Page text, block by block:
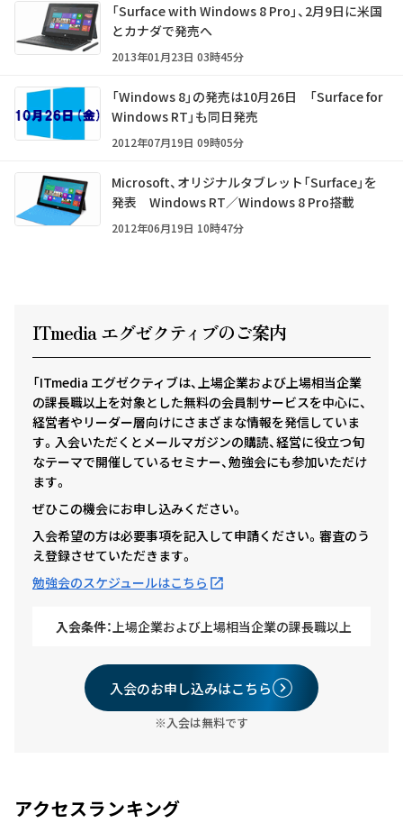
「Surface with Windows 8 Pro」、2月9日に米国
とカナダで発売へ
2013年01月23日 03時45分
「Windows 8」の発売は10月26日 「Surface for
Windows RT」も同日発売
2012年07月19日 09時05分
Microsoft、オリジナルタブレット「Surface」を
発表 Windows RT／Windows 8 Pro搭載
2012年06月19日 10時47分
ITmedia エグゼクティ ブのご案内
「ITmedia エグゼクティブは、上場企業および上場相当企業
の課長職以上を対象とした無料の会員制サービスを中心に、
経営者やリーダー層向けにさまざまな情報を発信していま
す。入会いただくとメールマガジンの購読、経営に役立つ旬
なテーマで開催しているセミナー、勉強会にも参加いただけ
ます。
ぜひこの機会にお申し込みください。
入会希望の方は必要事項を記入して申請ください。審査のう
え登録させていただきます。
勉強会のスケジュールはこちら
入会条件：上場企業および上場相当企業の課長職以上
入会のお申し込みはこちら
※入会は無料です
アクセスランキング